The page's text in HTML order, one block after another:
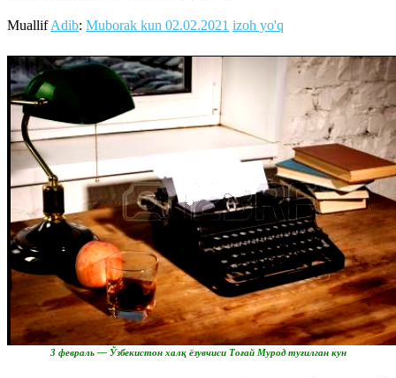
MuallifAdib: Muborak kun 02.02.2021 izoh yo'q
3 февраль — Ўзбекистон халқ ёзувчиси Тоғай Мурод туғилган кун